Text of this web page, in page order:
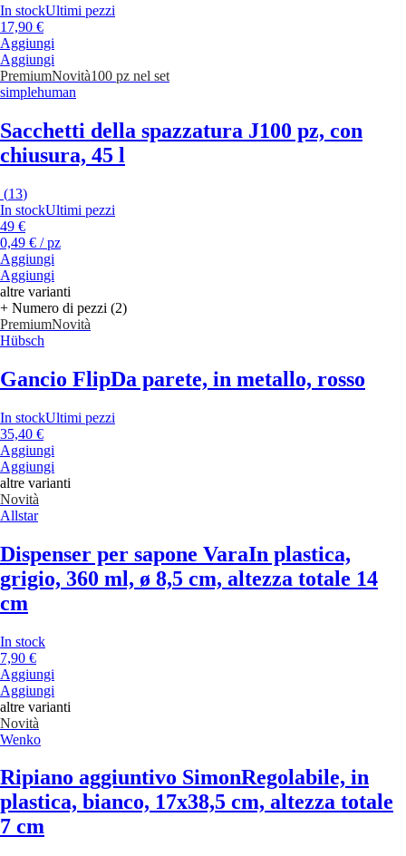
In stockUltimi pezzi
17,90 €
Aggiungi
Aggiungi
PremiumNovità100 pz nel set
simplehuman
Sacchetti della spazzatura J100 pz, con
chiusura, 45 l
(13)
In stockUltimi pezzi
49 €
0,49 € / pz
Aggiungi
Aggiungi
altre varianti
+ Numero di pezzi (2)
PremiumNovità
Hübsch
Gancio FlipDa parete, in metallo, rosso
In stockUltimi pezzi
35,40 €
Aggiungi
Aggiungi
altre varianti
Novità
Allstar
Dispenser per sapone VaraIn plastica,
grigio, 360 ml, ø 8,5 cm, altezza totale 14
cm
In stock
7,90 €
Aggiungi
Aggiungi
altre varianti
Novità
Wenko
Ripiano aggiuntivo SimonRegolabile, in
plastica, bianco, 17x38,5 cm, altezza totale
7 cm